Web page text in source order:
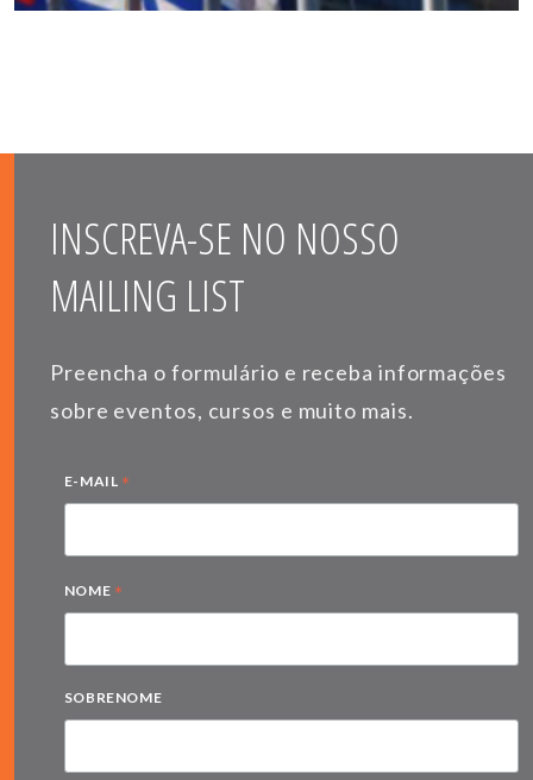
INSCREVA-SE NO NOSSO
MAILING LIST
Preencha o formulário e receba informações
sobre eventos, cursos e muito mais.
E-MAIL *
NOME *
SOBRENOME